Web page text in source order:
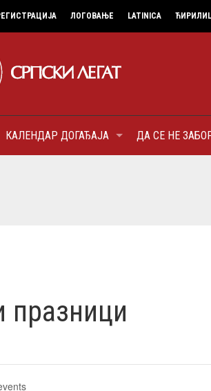
ЛОГОВАЊЕ LATINICA
КАЛЕНДАР ДОГАЂАЈА ДА СЕ НЕ
празници